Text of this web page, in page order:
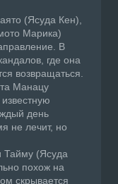
(Ясуда Кен),
Марика)
В
где она
возвращаться.
Манацу
день
не лечит, но
Тайму (Ясуда
похож на
скрывается